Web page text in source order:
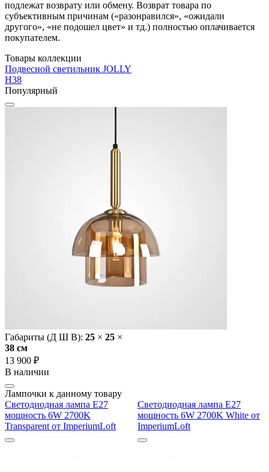
подлежат возврату или обмену. Возврат товара по
субъективным причинам («разонравился», «ожидали
другого», «не подошел цвет» и тд.) полностью оплачивается
покупателем.
Товары коллекции
Подвесной светильник JOLLY
H38
Популярный
Габариты (Д Ш В): 25 × 25 ×
38 cм
13 900 ₽
В наличии
Лампочки к данному товару
Светодиодная лампа E27
мощность 6W 2700K
Transparent от ImperiumLoft
Светодиодная лампа E27
мощность 6W 2700K White от
ImperiumLoft